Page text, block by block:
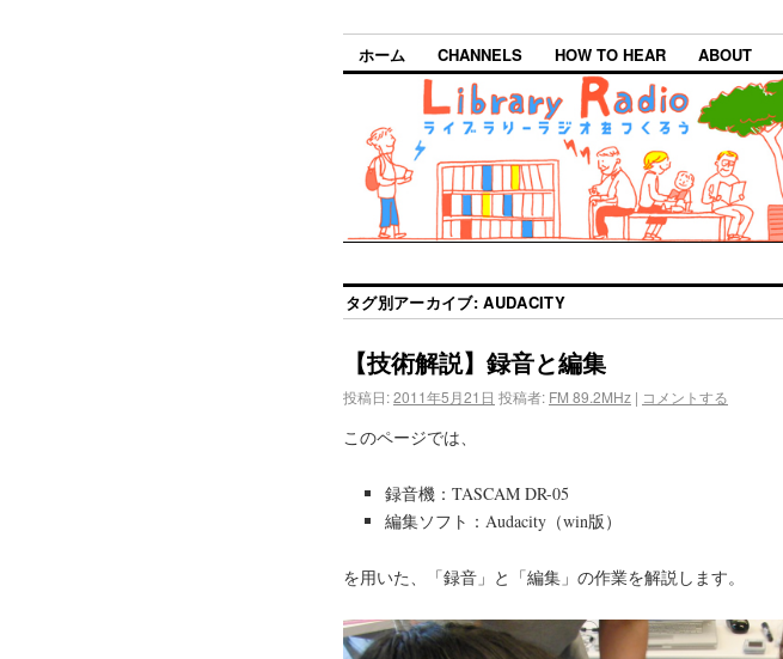
ホーム CHANNELS HOW TO HEAR ABOUT
タグ別アーカイブ:AUDACITY
【技術解説】録音と編集
投稿日:2011年5月21日 投稿者: FM 89.2MHz | コメントする
このページでは、
録音機：TASCAM DR-05
編集ソフト：Audacity（win版）
を用いた、「録音」と「編集」の作業を解説します。